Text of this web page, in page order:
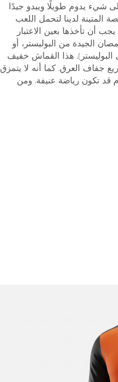
شيء يدوم طويلًا ويبدو جيدًا
لدينا لتحمل اللعب
أن تأخذها بعين الاعتبار
الجيدة من البوليستر، أو
البوليستر). هذا القماش خفيف
جفاف العرق. كما أنه لا يتمزق
قد تكون رياضة عنيفة. ومن